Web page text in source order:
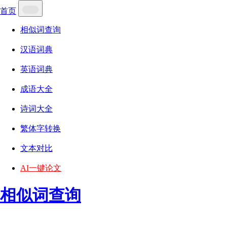
首页
相似词查询
汉语词典
英语词典
成语大全
诗词大全
繁体字转换
文本对比
AI一键论文
相似词查询